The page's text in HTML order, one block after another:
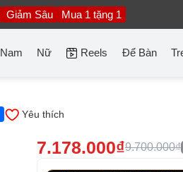
Giảm Sâu Mua 1 tặng 1
Nam Nữ Reels Để Bàn
Yêu thích
7.178.000₫9.700.000₫